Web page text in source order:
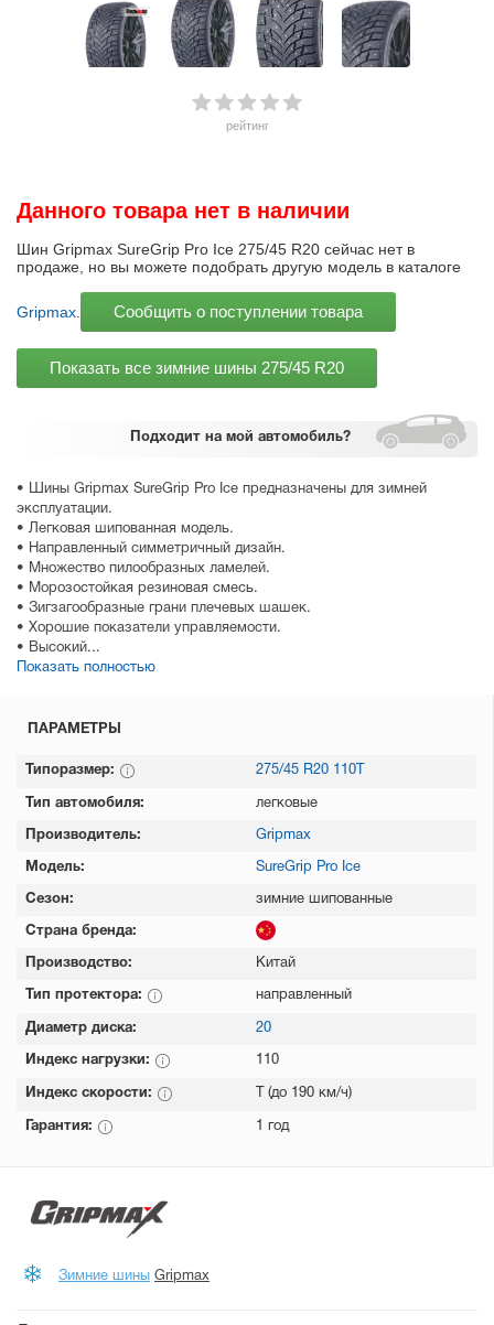
рейтинг
Подходит на мой автомобиль?
• Шины Gripmax SureGrip Pro Ice предназначены для зимней
эксплуатации.
• Легковая шипованная модель.
• Направленный симметричный дизайн.
• Множество пилообразных ламелей.
• Морозостойкая резиновая смесь.
• Зигзагообразные грани плечевых шашек.
• Хорошие показатели управляемости.
• Высокий...
Показать полностью
Данного товара нет в наличии
Шин Gripmax SureGrip Pro Ice 275/45 R20 сейчас нет в
продаже, но вы можете подобрать другую модель в каталоге
Gripmax Сообщить о поступлении товара
Показать все зимние шины 275/45 R20
ПАРАМЕТРЫ
Типоразмер: 275/45 R20 110T
Тип автомобиля: легковые
Производитель: Gripmax
Модель: SureGrip Pro Ice
Сезон: зимние шипованные
Страна бренда:
Производство: Китай
Тип протектора: направленный
Диаметр диска: 20
Индекс нагрузки: 110
Индекс скорости: T (до 190 км/ч)
Гарантия: 1 год
Зимние шины Gripmax